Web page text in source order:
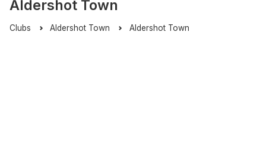
Aldershot Town
Clubs Aldershot Town Aldershot Town